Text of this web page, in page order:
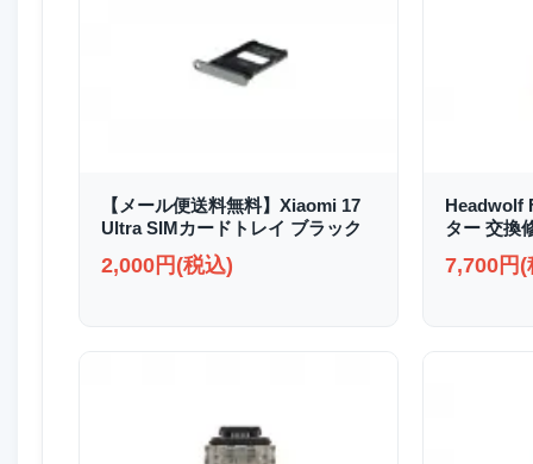
【メール便送料無料】Xiaomi 17
Ultra SIMカードトレイ ブラック
2,000円(税込)
Headwolf
ター 交換
7,700円(